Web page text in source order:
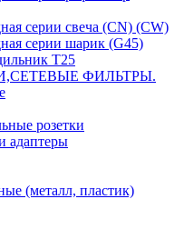
серии свеча (CN) (CW)
серии шарик (G45)
T25
ФИЛЬТРЫ.
розетки
адаптеры
(металл, пластик)